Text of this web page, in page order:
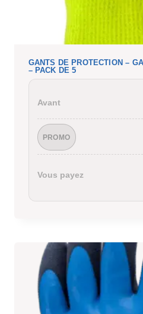
GANTS DE PROTECTION –
– PACK DE 5
Avant
PROMO
Vous payez